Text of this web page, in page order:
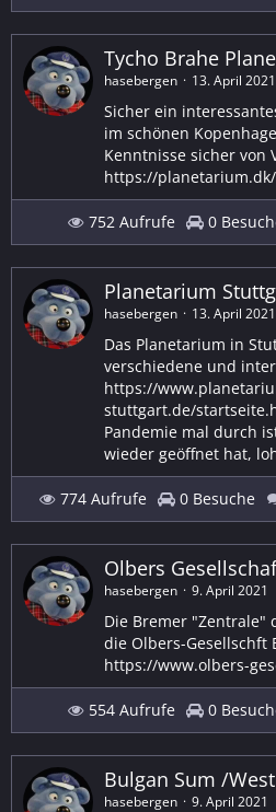
Tycho Brahe
hasebergen 13. April 2021
Sicher ein
im schönen
Kenntnisse sicher von
https://planetarium.dk/
752 Aufrufe 0
Planetarium
hasebergen 13. April 2021
Das Planetarium in
verschiedene und
https://
stuttgart.de/
Pandemie mal durch
wieder geöffnet hat,
774 Aufrufe 0 Besuche
Olbers
hasebergen 9. April 2021
Die Bremer "Zentrale"
die Olbers-Gesellschft
https://www.olbers-
554 Aufrufe 0
Bulgan Sum /
hasebergen 9. April 2021